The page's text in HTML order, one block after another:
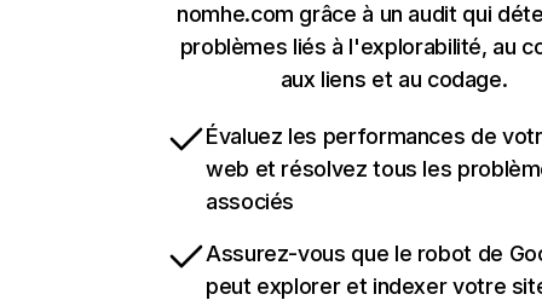
nomhe.com grâce à un audit qui
problèmes liés à l'explorabilité, au
aux liens et au codage.
Évaluez les performances de
web et résolvez tous les
associés
Assurez-vous que le robot de
peut explorer et indexer votre